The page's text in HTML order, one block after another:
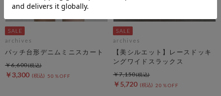
archives
パッチ台形デニムミニスカート
￥3,300 50％OFF
￥6,600
archives
【美シルエット】レースドッキ
ングワイドスラックス
￥5,720 20％OFF
￥7,150